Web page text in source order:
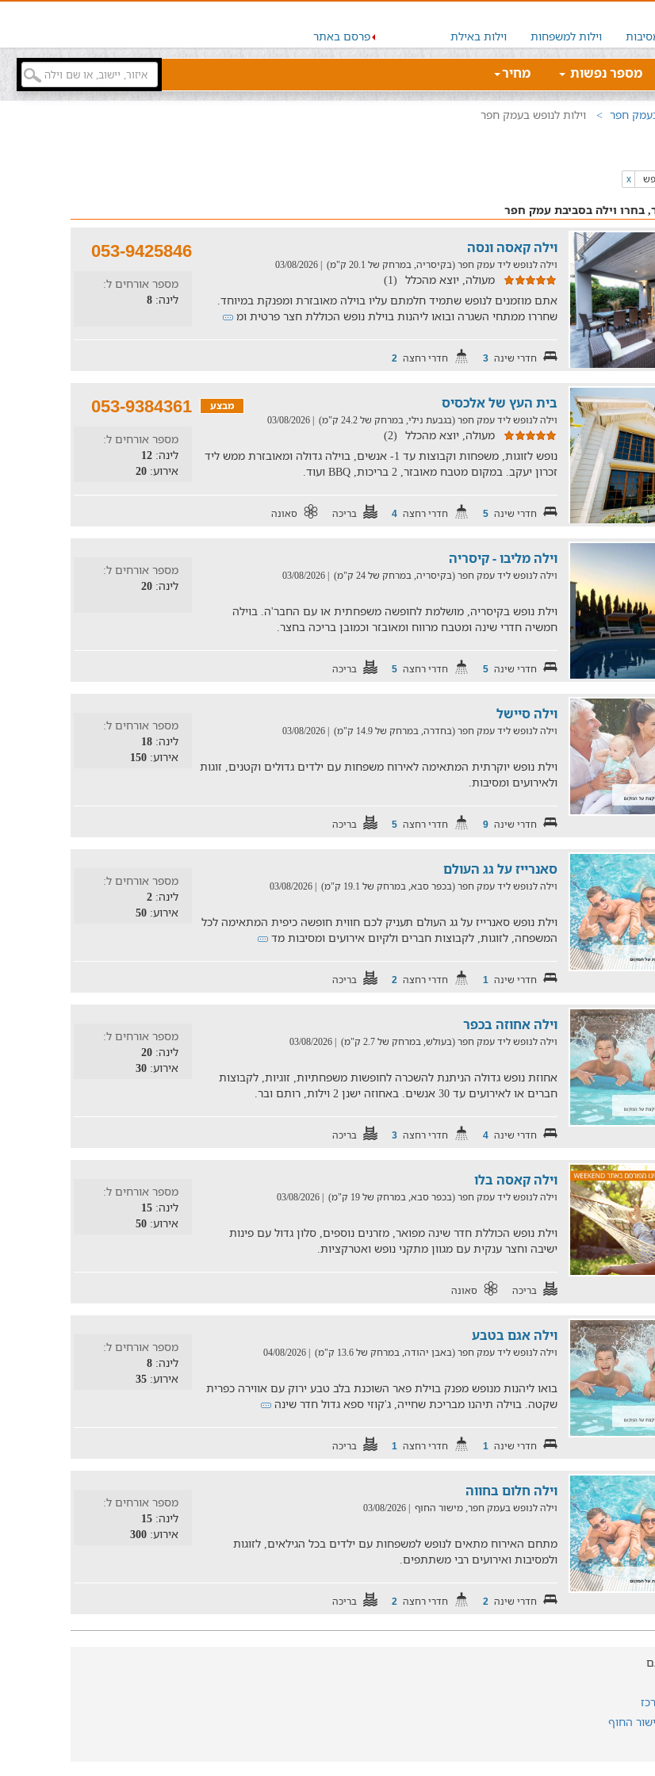
וילות למשפחות וילות באילת פרסם באתר
מספר נפשות מחיר
חפר וילות לנופש בעמק חפר
x
בחרו וילה בסביבת עמק חפר
וילה קאסה ונסה
וילה לנופש ליד עמק חפר (בקיסריה, במרחק של 20.1 ק"מ) | 03/08/2026
מעולה, יוצא מהכלל (1)
אתם מוזמנים לנופש שתמיד חלמתם עליו בוילה מאובזרת ומפנקת במיוחד.
שחררו ממתחי השגרה ובואו ליהנות בוילת נופש הכוללת חצר פרטית ומ
053-9425846
מספר אורחים ל:
לינה:8
חדרי שינה 3 חדרי רחצה 2
מבצע בית העץ של אלכסיס
וילה לנופש ליד עמק חפר (בגבעת נילי, במרחק של 24.2 ק"מ) | 03/08/2026
מעולה, יוצא מהכלל (2)
נופש לזוגות, משפחות וקבוצות עד 1- אנשים, בוילה גדולה ומאובזרת ממש ליד
זכרון יעקב. במקום מטבח מאובזר, 2 בריכות, BBQ ועוד.
053-9384361
מספר אורחים ל:
לינה:12
אירוע:20
חדרי שינה 5 חדרי רחצה 4 בריכה סאונה
וילה מליבו - קיסריה
וילה לנופש ליד עמק חפר (בקיסריה, במרחק של 24 ק"מ) | 03/08/2026
וילת נופש בקיסריה, מושלמת לחופשה משפחתית או עם החבר'ה. בוילה
חמשיה חדרי שינה ומטבח מרווח ומאובזר וכמובן בריכה בחצר.
מספר אורחים ל:
לינה:20
חדרי שינה 5 חדרי רחצה 5 בריכה
וילה סיישל
וילה לנופש ליד עמק חפר (בחדרה, במרחק של 14.9 ק"מ) | 03/08/2026
וילת נופש יוקרתית המתאימה לאירוח משפחות עם ילדים גדולים וקטנים, זוגות
ולאירועים ומסיבות.
מספר אורחים ל:
לינה:18
אירוע:150
חדרי שינה 9 חדרי רחצה 5 בריכה
סאנרייז על גג העולם
וילה לנופש ליד עמק חפר (בכפר סבא, במרחק של 19.1 ק"מ) | 03/08/2026
וילת נופש סאנרייז על גג העולם תעניק לכם חווית חופשה כיפית המתאימה לכל
המשפחה, לזוגות, לקבוצות חברים ולקיום אירועים ומסיבות מד
מספר אורחים ל:
לינה:2
אירוע:50
חדרי שינה 1 חדרי רחצה 2 בריכה
וילה אחוזה בכפר
וילה לנופש ליד עמק חפר (בעולש, במרחק של 2.7 ק"מ) | 03/08/2026
אחוזת נופש גדולה הניתנת להשכרה לחופשות משפחתיות, זוגיות, לקבוצות
חברים או לאירועים עד 30 אנשים. באחוזה ישנן 2 וילות, רותם ובר.
מספר אורחים ל:
לינה:20
אירוע:30
חדרי שינה 4 חדרי רחצה 3 בריכה
וילה קאסה בלו
וילה לנופש ליד עמק חפר (בכפר סבא, במרחק של 19 ק"מ) | 03/08/2026
וילת נופש הכוללת חדר שינה מפואר, מזרנים נוספים, סלון גדול עם פינות
ישיבה וחצר ענקית עם מגוון מתקני נופש ואטרקציות.
מספר אורחים ל:
לינה:15
אירוע:50
בריכה סאונה
וילה אגם בטבע
וילה לנופש ליד עמק חפר (באבן יהודה, במרחק של 13.6 ק"מ) | 04/08/2026
בואו ליהנות מנופש מפנק בוילת פאר השוכנת בלב טבע ירוק עם אווירה כפרית
שקטה. בוילה תיהנו מבריכת שחייה, ג'קוזי ספא גדול חדר שינה
מספר אורחים ל:
לינה:8
אירוע:35
חדרי שינה 1 חדרי רחצה 1 בריכה
וילה חלום בחווה
וילה לנופש בעמק חפר, מישור החוף | 03/08/2026
מתחם האירוח מתאים לנופש למשפחות עם ילדים בכל הגילאים, לזוגות
ולמסיבות ואירועים רבי משתתפים.
מספר אורחים ל:
לינה:15
אירוע:300
חדרי שינה 2 חדרי רחצה 2 בריכה
החוף